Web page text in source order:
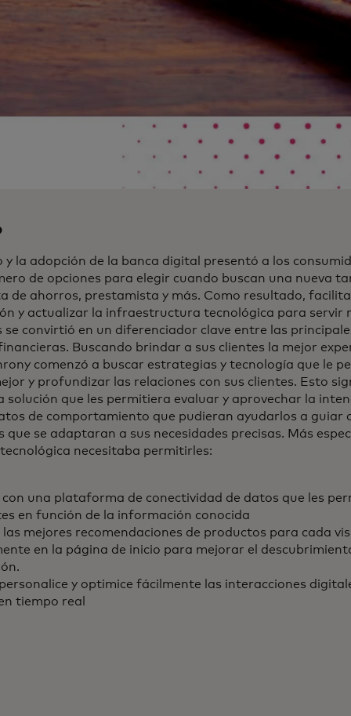
y la adopción de la banca digital presentó a los
de opciones para elegir cuando buscan una nueva
de ahorros, prestamista y más. Como resultado,
y actualizar la infraestructura tecnológica para servir
se convirtió en un diferenciador clave entre las
Buscando brindar a sus clientes la mejor
comenzó a buscar estrategias y tecnología que le
y profundizar las relaciones con sus clientes. Esto
solución que les permitiera evaluar y aprovechar la
de comportamiento que pudieran ayudarlos a guiar
que se adaptaran a sus necesidades precisas. Más
necesitaba permitirles:
una plataforma de conectividad de datos que les
en función de la información conocida
mejores recomendaciones de productos para cada
en la página de inicio para mejorar el
y optimice fácilmente las interacciones
tiempo real